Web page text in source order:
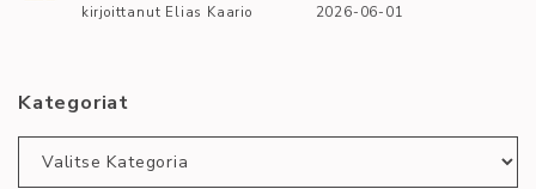
kirjoittanut Elias Kaario 2026-06-01
Kategoriat
Kategoriat